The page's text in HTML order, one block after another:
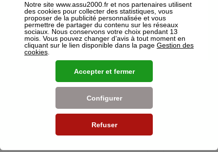
proposer le contrat qu'il vous faut au tarif le plus juste. Rendez-vous
donc dans votre agence ASSU 2000 Lyon où un conseiller sera à
votre disposition pour réaliser un devis gratuit pour vos assurances
ou mutuelles à Lyon.
Nos offres pour les particuliers
Assurance Auto
Des tarifs adaptés à tous les profils
de conducteurs. Jeunes permis,
malussés ou résiliés : nous avons
Notre site www.assu2000.fr et nos partenaires utilisent
des cookies pour collecter des statistiques, vous
proposer de la publicité personnalisée et vous
permettre de partager du contenu sur les réseaux
sociaux. Nous conservons votre choix pendant 13
mois. Vous pouvez changer d’avis à tout moment en
cliquant sur le lien disponible dans la page Gestion des
cookies
Refuser
Configurer
Accepter et fermer